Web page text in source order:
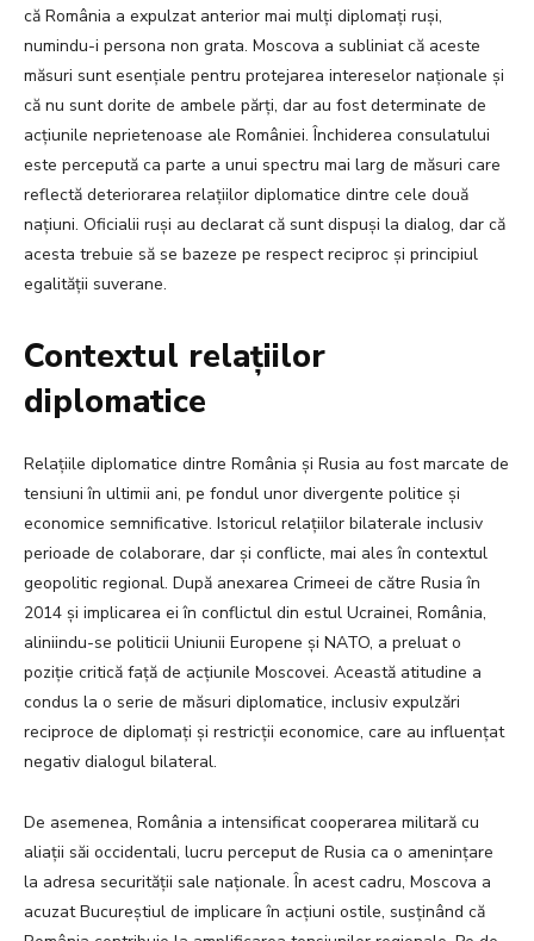
că România a expulzat anterior mai mulți diplomați ruși,
numindu-i persona non grata. Moscova a subliniat că aceste
măsuri sunt esențiale pentru protejarea intereselor naționale și
că nu sunt dorite de ambele părți, dar au fost determinate de
acțiunile neprietenoase ale României. Închiderea consulatului
este percepută ca parte a unui spectru mai larg de măsuri care
reflectă deteriorarea relațiilor diplomatice dintre cele două
națiuni. Oficialii ruși au declarat că sunt dispuși la dialog, dar că
acesta trebuie să se bazeze pe respect reciproc și principiul
egalității suverane.
Contextul relațiilor
diplomatice
Relațiile diplomatice dintre România și Rusia au fost marcate de
tensiuni în ultimii ani, pe fondul unor divergente politice și
economice semnificative. Istoricul relațiilor bilaterale inclusiv
perioade de colaborare, dar și conflicte, mai ales în contextul
geopolitic regional. După anexarea Crimeei de către Rusia în
2014 și implicarea ei în conflictul din estul Ucrainei, România,
aliniindu-se politicii Uniunii Europene și NATO, a preluat o
poziție critică față de acțiunile Moscovei. Această atitudine a
condus la o serie de măsuri diplomatice, inclusiv expulzări
reciproce de diplomați și restricții economice, care au influențat
negativ dialogul bilateral.
De asemenea, România a intensificat cooperarea militară cu
aliații săi occidentali, lucru perceput de Rusia ca o amenințare
la adresa securității sale naționale. În acest cadru, Moscova a
acuzat Bucureștiul de implicare în acțiuni ostile, susținând că